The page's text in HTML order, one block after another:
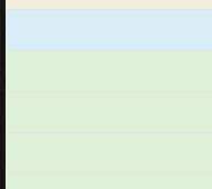
طريفة ومميزة . كما
سلاسل الأعداد الخاصة
والمعلومات والتسالي
بها